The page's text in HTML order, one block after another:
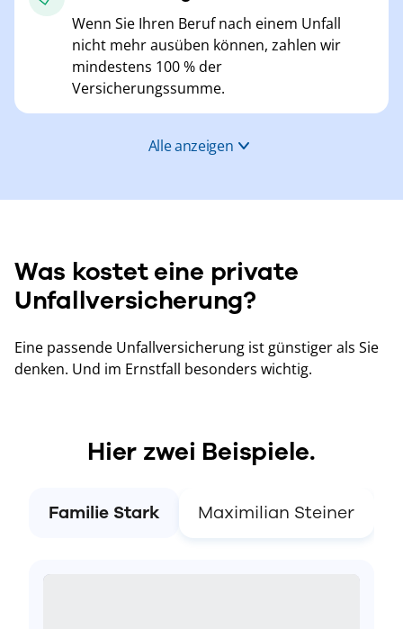
Wenn Sie Ihren Beruf nach einem Unfall
nicht mehr ausüben können, zahlen wir
mindestens 100 % der
Versicherungssumme.
Alle anzeigen
Was kostet eine private
Unfallversicherung?
Eine passende Unfallversicherung ist günstiger als Sie
denken. Und im Ernstfall besonders wichtig.
Hier zwei Beispiele.
Familie Stark Maximilian Steiner